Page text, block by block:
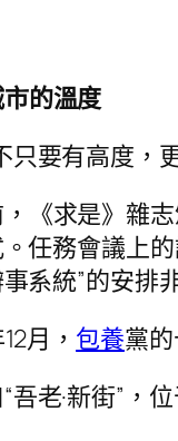
的溫度
只要有高度，
《求是》雜
任務會議上
系統”的安排
月， 包養黨
吾老·新街”，